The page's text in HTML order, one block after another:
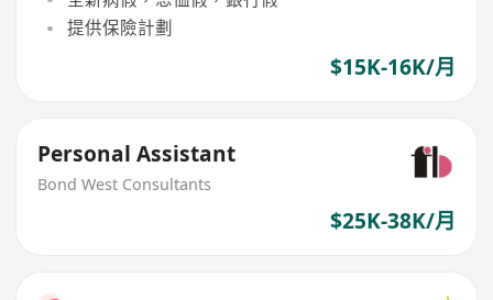
提供保險計劃
$15K-16K/月
Personal Assistant
Bond West Consultants
$25K-38K/月